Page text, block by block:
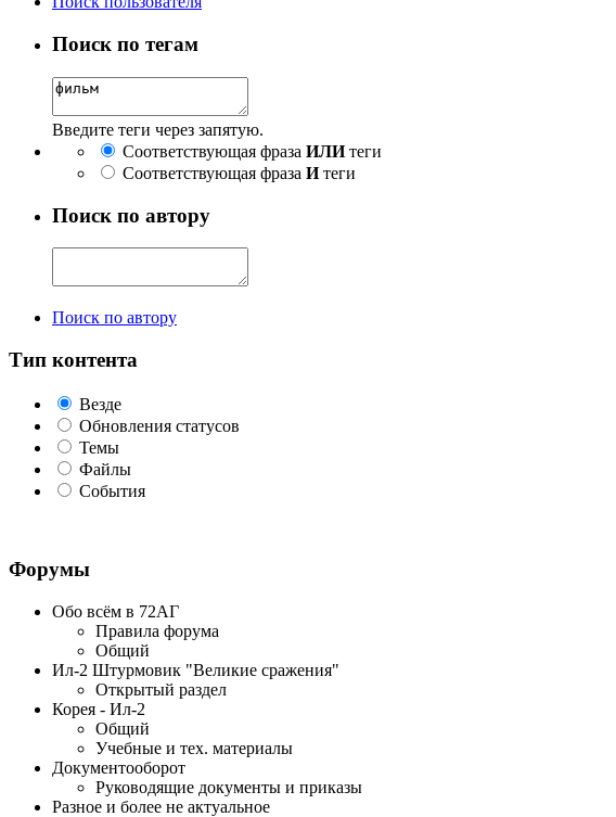
Поиск по тегам
Введите теги через запятую.
Соответствующая фраза ИЛИтеги
Соответствующая фраза Итеги
Поиск по автору
Поиск по автору
Тип контента
Везде
Обновления статусов
Темы
Файлы
События
Форумы
Обо всём в 72АГ
Правила форума
Общий
Ил-2 Штурмовик "Великие сражения"
Открытый раздел
Корея - Ил-2
Общий
Учебные и тех. материалы
Документооборот
Руководящие документы и приказы
Разное и более не актуальное